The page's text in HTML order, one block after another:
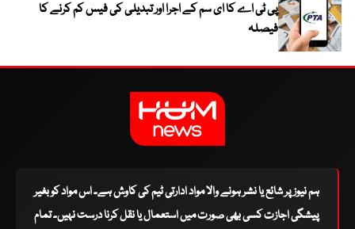
پی ٹی اے کا ای سم کے اجرا اور تبدیلی کی فیس کم کرنے کا
فیصلہ
ہم نیوز پر شائع یا نشر ہونے والا مواد ادارتی ٹیم کی کاوش ہے۔ اس مواد کو بغیر
پیشگی اجازت کسی بھی صورت میں استعمال یا نقل کرنا درست نہیں۔ تمام